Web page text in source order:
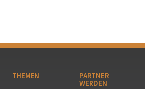
THEMEN PARTNER
WERDEN